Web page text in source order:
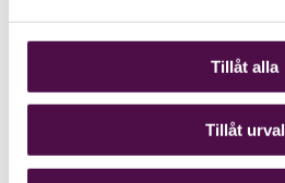
Tillåt alla
Tillåt urval